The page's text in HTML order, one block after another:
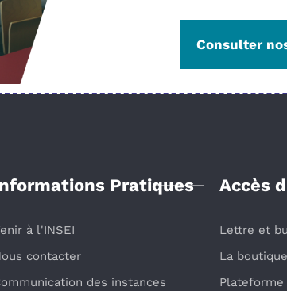
Consulter
Pratiques
à l'INSEI
contacter
des instances
Accès
Lettre et
La boutique
Plateforme